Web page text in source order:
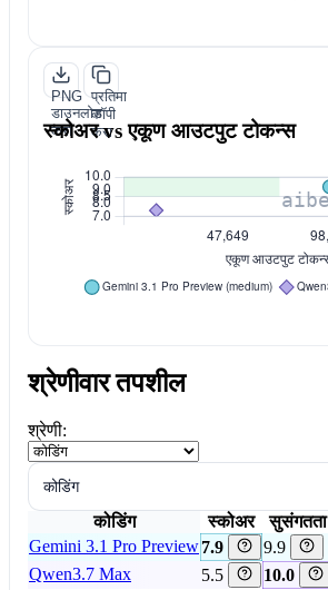
PNG
डाउनलोड
करा
प्रतिमा
कॉपी
करा
स्कोअर vs एकूण आउटपुट टोकन्स
श्रेणीवार तपशील
श्रेणी:
कोडिंग
कोडिंग स्कोअर सुसंगतता
Gemini 3.1 Pro Preview7.9 9.9
Qwen3.7 Max
5.5 10.0